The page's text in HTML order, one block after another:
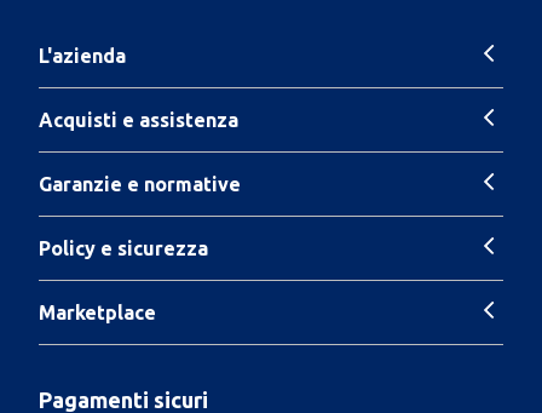
L'azienda
Acquisti e assistenza
Garanzie e normative
Policy e sicurezza
Marketplace
Pagamenti sicuri